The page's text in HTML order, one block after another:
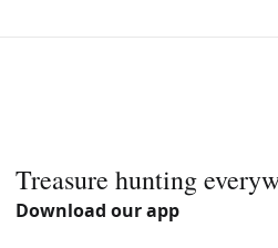
Treasure hunting
Download our app